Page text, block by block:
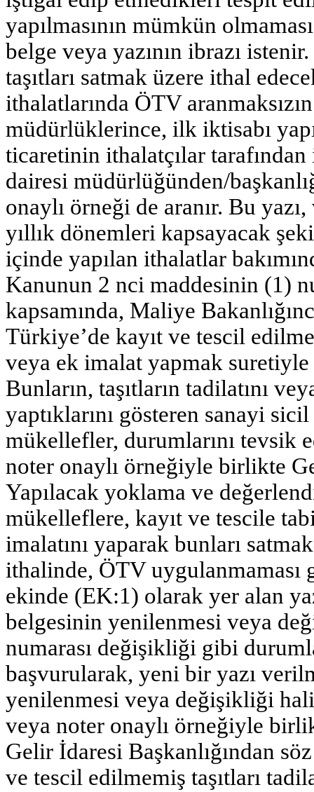
yapılmasının mümkün
belge veya yazının ibrazı
taşıtları satmak üzere ithal
ithalatlarında ÖTV
müdürlüklerince, ilk iktisabı
ticaretinin ithalatçılar
dairesi müdürlüğünden/
onaylı örneği de aranır. Bu
yıllık dönemleri kapsayacak
içinde yapılan ithalatlar
Kanunun 2 nci maddesinin (1)
kapsamında, Maliye
Türkiye’de kayıt ve tescil
veya ek imalat yapmak
Bunların, taşıtların tadilatını
yaptıklarını gösteren sanayi
mükellefler, durumlarını tevsik
noter onaylı örneğiyle birlikte
Yapılacak yoklama ve
mükelleflere, kayıt ve tescile
imalatını yaparak bunları
ithalinde, ÖTV
ekinde (EK:1) olarak yer alan
belgesinin yenilenmesi veya
numarası değişikliği gibi
başvurularak, yeni bir yazı
yenilenmesi veya değişikliği
veya noter onaylı örneğiyle
Gelir İdaresi Başkanlığından
ve tescil edilmemiş taşıtları